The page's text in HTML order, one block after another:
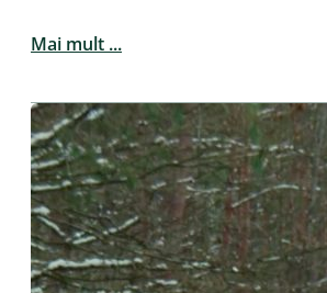
Mai mult ...